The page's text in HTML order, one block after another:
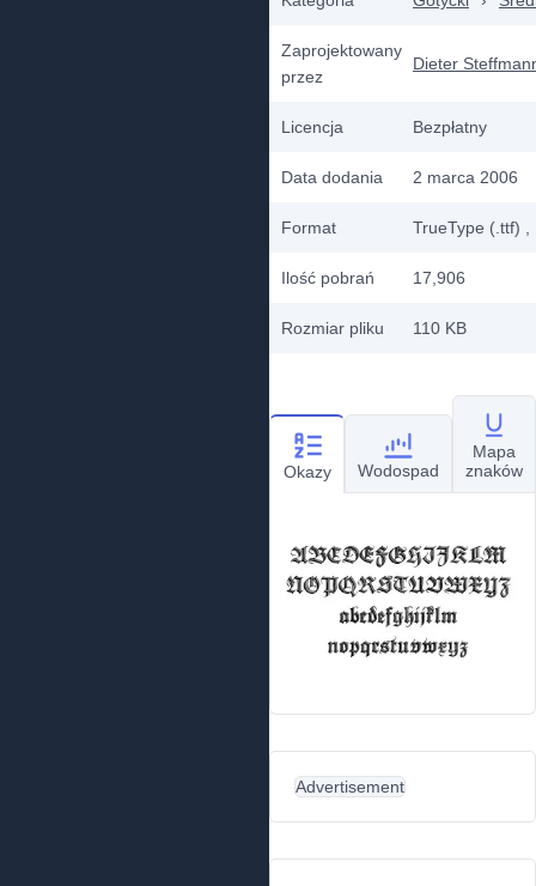
Zaprojektowany
przez
Dieter
Licencja Bezpłatny
Data dodania 2 marca 2006
Format TrueType (.ttf)
Ilość pobrań 17,906
Rozmiar pliku 110 KB
Okazy Wodospad
Mapa
znaków
Advertisement